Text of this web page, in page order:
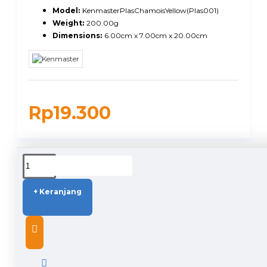
Rp19.300
Model: KenmasterPlasChamoisYellow(Plas001)
Weight: 200.00g
Dimensions: 6.00cm x 7.00cm x 20.00cm
+ Keranjang
DUKUNGAN PENGIRIMAN
DESCRIPTION